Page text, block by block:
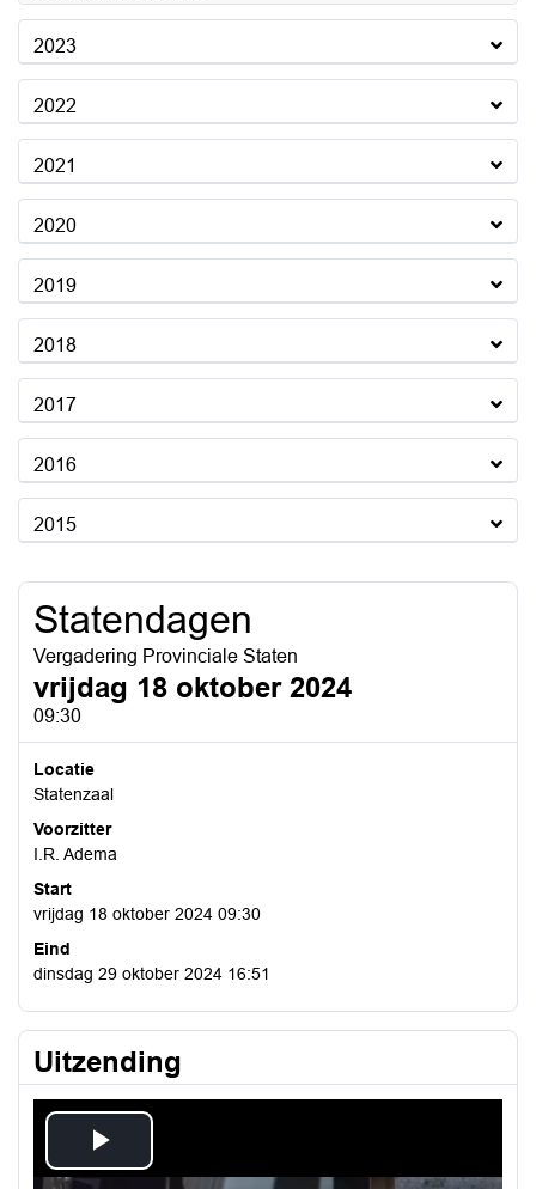
2023
2022
2021
2020
2019
2018
2017
2016
2015
Statendagen
Vergadering Provinciale Staten
vrijdag 18 oktober 2024
09:30
Locatie
Statenzaal
Voorzitter
I.R. Adema
Start
vrijdag 18 oktober 2024 09:30
Eind
dinsdag 29 oktober 2024 16:51
Uitzending
Play